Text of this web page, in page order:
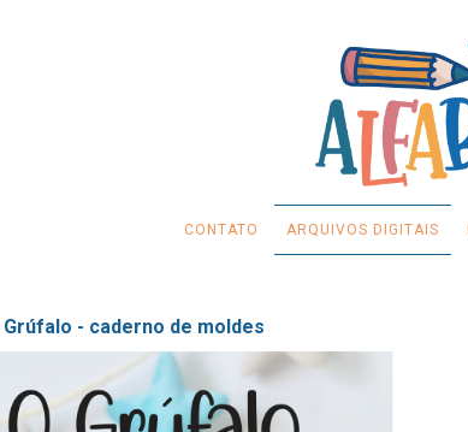
CONTATO ARQUIVOS DIGITAIS
Grúfalo - caderno de moldes